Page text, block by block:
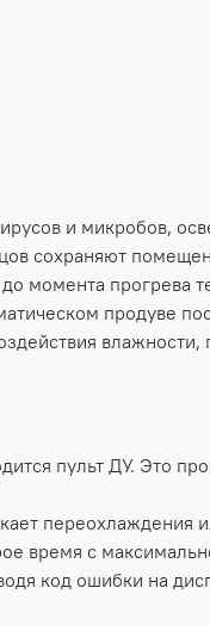
и микробов,
сохраняют
момента прогрева
продуве
пульт ДУ. Это
переохлаждения
время с
код ошибки на